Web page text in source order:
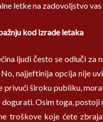
letke na zadovoljstvo vas
kod izrade letaka
ljudi često se odluči za
najjeftinija opcija nije
privući široku publiku,
Osim toga,
troškove koje ćete